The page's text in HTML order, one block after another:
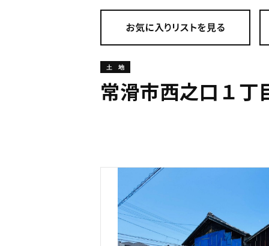
常滑市西之口１丁